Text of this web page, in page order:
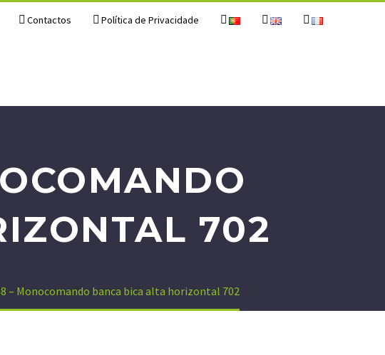
Contactos Política de Privacidade
702
– Monocomando banca bica alta horizontal 702